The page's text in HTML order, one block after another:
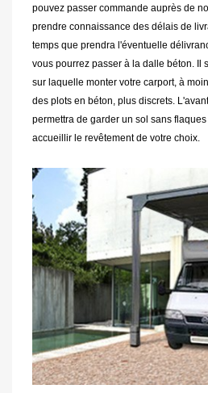
pouvez passer commande auprès de
prendre connaissance des délais de
temps que prendra l'éventuelle
vous pourrez passer à la dalle béton. Il
sur laquelle monter votre carport, à
des plots en béton, plus discrets.
permettra de garder un sol sans
accueillir le revêtement de votre choix.